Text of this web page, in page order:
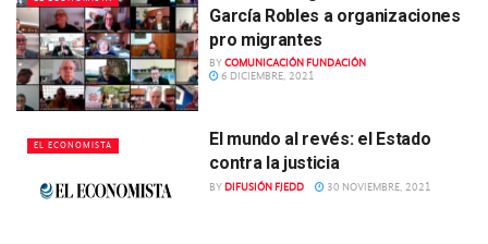
García Robles a organizaciones
pro migrantes
BYCOMUNICACIÓN FUNDACIÓN
6 DICIEMBRE, 2021
EL ECONOMISTA
El mundo al revés: el Estado
contra la justicia
BY DIFUSIÓN FJEDD 30 NOVIEMBRE, 2021